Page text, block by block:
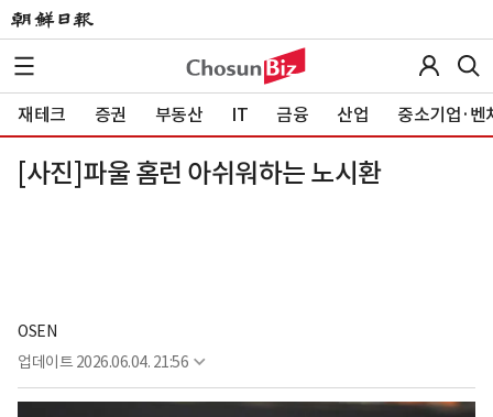
재테크 증권 부동산 IT 금융 산업 중소기업·벤
[사진]파울 홈런 아쉬워하는 노시환
OSEN
업데이트 2026.06.04. 21:56